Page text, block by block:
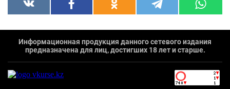
Информационная продукция данного сетевого издания
предназначена для лиц, достигших 18 лет и старше.